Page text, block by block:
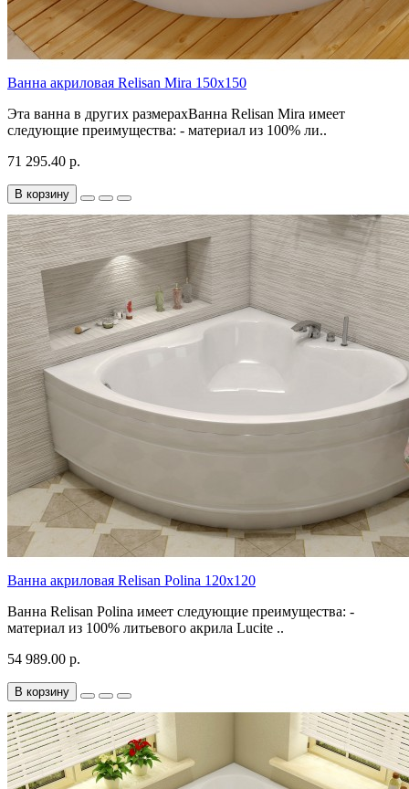
Ванна акриловая Relisan Mira 150x150
Эта ванна в других размерахВанна Relisan Mira имеет
следующие преимущества: - материал из 100% ли..
71 295.40 р.
В корзину
Ванна акриловая Relisan Polina 120x120
Ванна Relisan Polina имеет следующие преимущества: -
материал из 100% литьевого акрила Lucite ..
54 989.00 р.
В корзину